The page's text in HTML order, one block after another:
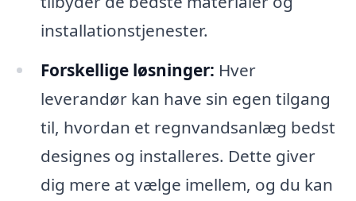
installationstjenester.
Forskellige løsninger: Hver
leverandør kan have sin egen tilgang
til, hvordan et regnvandsanlæg bedst
designes og installeres. Dette giver
dig mere at vælge imellem, og du kan